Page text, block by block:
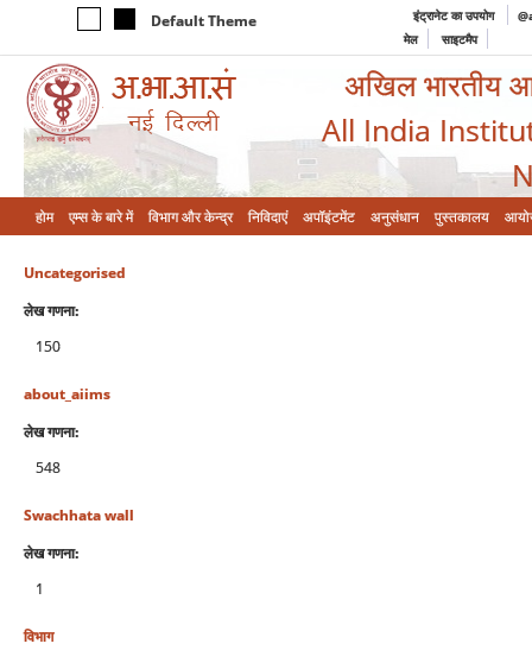
Default Theme इंट्रानेट का उपयोग
मेल
साइटमैप
अखिल भारतीय
All India
होम एम्‍स के बारे में विभाग और केन्‍द्र निविदाएं अपॉइंटमेंट अनुसंधान पुस्तकालय
Uncategorised
लेख गणना:
150
about_aiims
लेख गणना:
548
Swachhata wall
लेख गणना:
1
विभाग